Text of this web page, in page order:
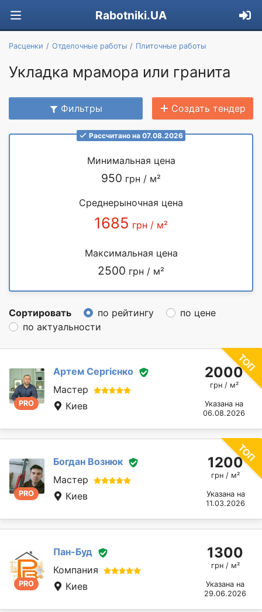
Rabotniki.UA
Расценки Отделочные работы Плиточные работы
Укладка мрамора или гранита
Фильтры Создать тендер
Рассчитано на 07.08.2026
Минимальная цена
950 грн / м²
Среднерыночная цена
1685 грн / м²
Максимальная цена
2500 грн / м²
Сортировать по рейтингу
по цене
по актуальности
PRO
Артем Сергієнко
Мастер
Киев
2000
грн / м²
Указана на
06.08.2026
PRO
Богдан Вознюк
Мастер
Киев
1200
грн / м²
Указана на
11.03.2026
PRO
Пан-Буд
Компания
Киев
1300
грн / м²
Указана на
29.06.2026